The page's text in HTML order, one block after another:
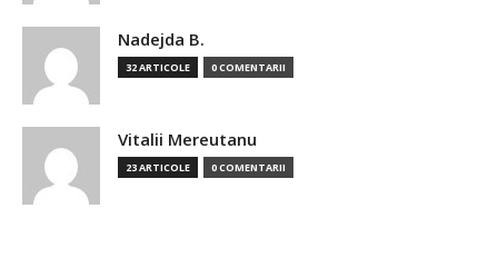
Nadejda B.
32 ARTICOLE 0 COMENTARII
Vitalii Mereutanu
23 ARTICOLE 0 COMENTARII